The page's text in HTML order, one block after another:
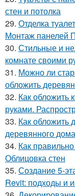
стен и потолка
29. Отделка
Монтаж панелей
30. Стильные и
комнате своими
31. Можно ли
обложить
32. Как обложить
руками.
33. Как обложить
деревянного
34. Как
Облицовка стен
35. Создание 5-
Revit: подходы и